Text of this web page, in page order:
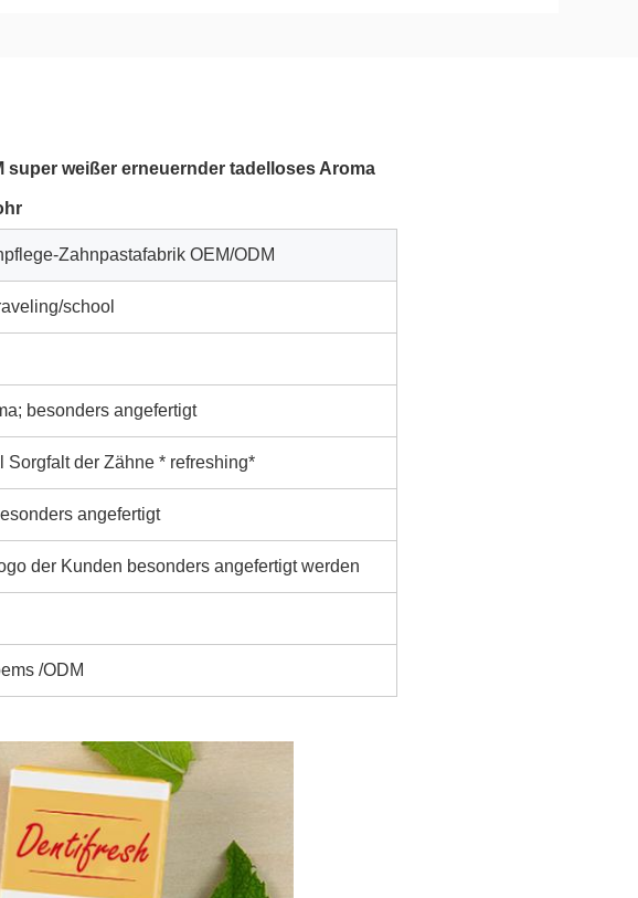
super weißer erneuernder tadelloses Aroma
Zahnpastafabrik OEM/ODM
school
besonders angefertigt
Sorgfalt der Zähne * refreshing*
angefertigt
der Kunden besonders angefertigt werden
/ODM